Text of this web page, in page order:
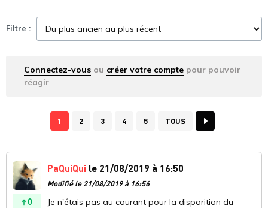
Filtre :
Connectez-vous ou créer votre compte pour pouvoir
réagir
1 2 3 4 5 TOUS
0
PaQuiQui le 21/08/2019 à 16:50
Modifié le 21/08/2019 à 16:56
Je n'étais pas au courant pour la disparition du